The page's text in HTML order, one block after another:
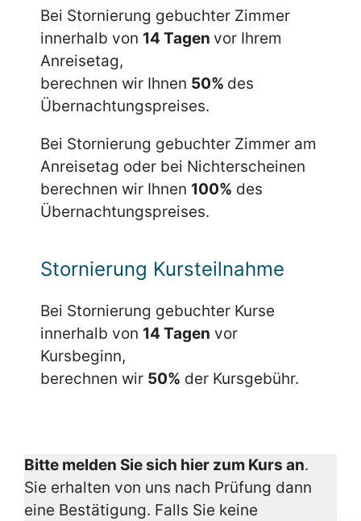
Bei Stornierung gebuchter Zimmer
innerhalb von 14 Tagen vor Ihrem
Anreisetag,
berechnen wir Ihnen 50% des
Übernachtungspreises.
Bei Stornierung gebuchter Zimmer am
Anreisetag oder bei Nichterscheinen
berechnen wir Ihnen 100% des
Übernachtungspreises.
Stornierung Kursteilnahme
Bei Stornierung gebuchter Kurse
innerhalb von 14 Tagen vor
Kursbeginn,
berechnen wir 50% der Kursgebühr.
Bitte melden Sie sich hier zum Kurs an.
Sie erhalten von uns nach Prüfung dann
eine Bestätigung. Falls Sie keine